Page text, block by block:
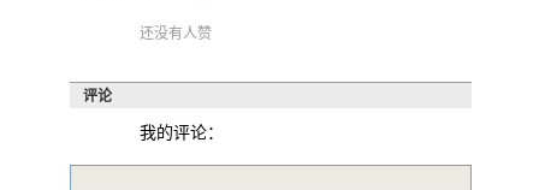
还没有人赞
评论
我的评论：